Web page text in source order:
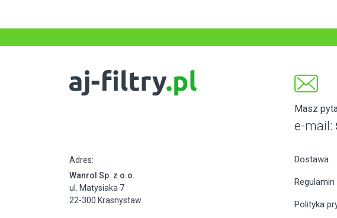
Masz
e-mail:
Adres:
Wanrol Sp. z o.o.
ul. Matysiaka 7
22-300 Krasnystaw
Dostawa
Regulamin
Polityka